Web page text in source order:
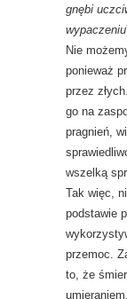
gnębi
wypaczeniu
Nie
ponieważ
przez
go na
pragnień,
wszelką
Tak więc,
podstawie
przemoc.
to, że